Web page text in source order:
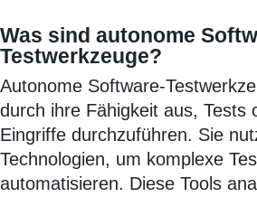
Was sind autonome
Testwerkzeuge?
Autonome Software-
durch ihre Fähigkeit aus, Tests
Eingriffe durchzuführen. Sie
Technologien, um komplexe
automatisieren. Diese Tools